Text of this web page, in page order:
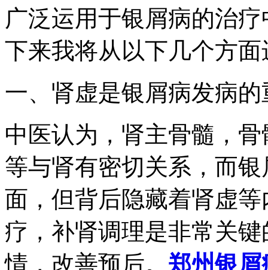
广泛运用于银屑病的治
下来我将从以下几个方
一、肾虚是银屑病发病
中医认为，肾主骨髓，
等与肾有密切关系，而
面，但背后隐藏着肾虚
疗，补肾调理是非常关
情，改善预后。 郑州银